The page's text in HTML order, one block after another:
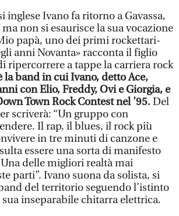
inglese Ivano fa ritorno a Gavassa,
ma non si esaurisce la sua vocazione
papà, uno dei primi rockettari-
anni Novanta» racconta il figlio
ripercorrere a tappe la carriera rock
la band in cui Ivano, detto Ace,
con Elio, Freddy, Ovi e Giorgia, e
Town Rock Contest nel ’95.Del
scriverà: “Un gruppo con
Il rap, il blues, il rock più
in tre minuti di canzone e
essere una sorta di manifesto
delle migliori realtà mai
parti”. Ivano suona da solista, si
del territorio seguendo l’istinto
inseparabile chitarra elettrica.